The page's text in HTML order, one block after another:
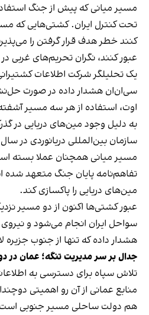
مسیر میانی که پیش از جنگ
تحت کنترل ایران. کشتی‌هایی که
کنند خطر هدف قرار گرفتن را
عبور کنند، نگران تحریم‌های غربی
یک تحلیلگر شرکت اطلاعات
سی‌ان‌ان هشدار داده در صورت
اوت، استفاده از هر سه مسیر
به دلیل وجود مین‌های دریایی در
مسیر میانی همچنان عملا بسته
تفاهم‌نامه پایان جنگ متعهد شده
مین‌های دریایی را پاکسازی کند.
عبور کشتی‌ها اکنون از دو مسیر
سواحل ایران انجام می‌شود و نیروی
هشدار داده که تنها از جنوب جزیره
جدال بر سر مدیریت تنگه؛ عمان در
تلاش سپاه برای دسترسی به
منابع عمانی از آن رو اهمیتی
هم دولت ساحلی مسیر جنوبی